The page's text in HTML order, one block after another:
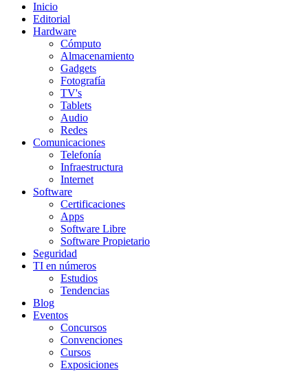
Inicio
Editorial
Hardware
Cómputo
Almacenamiento
Gadgets
Fotografía
TV's
Tablets
Audio
Redes
Comunicaciones
Telefonía
Infraestructura
Internet
Software
Certificaciones
Apps
Software Libre
Software Propietario
Seguridad
TI en números
Estudios
Tendencias
Blog
Eventos
Concursos
Convenciones
Cursos
Exposiciones